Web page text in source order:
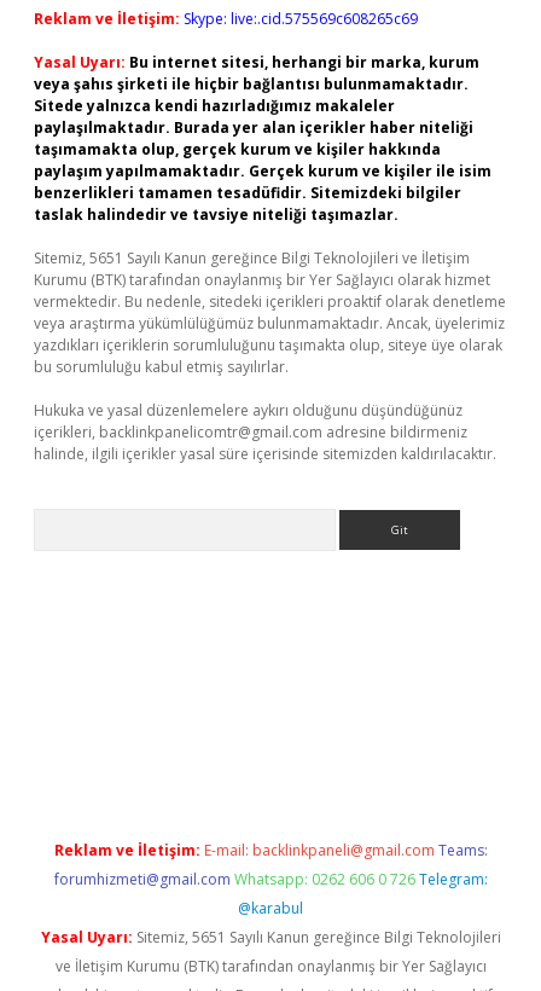
Reklam ve İletişim: Skype: live:.cid.575569c608265c69
Yasal Uyarı: Bu internet sitesi, herhangi bir marka, kurum
veya şahıs şirketi ile hiçbir bağlantısı bulunmamaktadır.
Sitede yalnızca kendi hazırladığımız makaleler
paylaşılmaktadır. Burada yer alan içerikler haber niteliği
taşımamakta olup, gerçek kurum ve kişiler hakkında
paylaşım yapılmamaktadır. Gerçek kurum ve kişiler ile isim
benzerlikleri tamamen tesadüfidir. Sitemizdeki bilgiler
taslak halindedir ve tavsiye niteliği taşımazlar.
Sitemiz, 5651 Sayılı Kanun gereğince Bilgi Teknolojileri ve İletişim
Kurumu (BTK) tarafından onaylanmış bir Yer Sağlayıcı olarak hizmet
vermektedir. Bu nedenle, sitedeki içerikleri proaktif olarak denetleme
veya araştırma yükümlülüğümüz bulunmamaktadır. Ancak, üyelerimiz
yazdıkları içeriklerin sorumluluğunu taşımakta olup, siteye üye olarak
bu sorumluluğu kabul etmiş sayılırlar.
Hukuka ve yasal düzenlemelere aykırı olduğunu düşündüğünüz
içerikleri, backlinkpanelicomtr@gmail.com adresine bildirmeniz
halinde, ilgili içerikler yasal süre içerisinde sitemizden kaldırılacaktır.
Reklam ve İletişim: E-mail: backlinkpaneli@gmail.com Teams:
forumhizmeti@gmail.com Whatsapp: 0262 606 0 726 Telegram:
@karabul
Yasal Uyarı: Sitemiz, 5651 Sayılı Kanun gereğince Bilgi Teknolojileri
ve İletişim Kurumu (BTK) tarafından onaylanmış bir Yer Sağlayıcı